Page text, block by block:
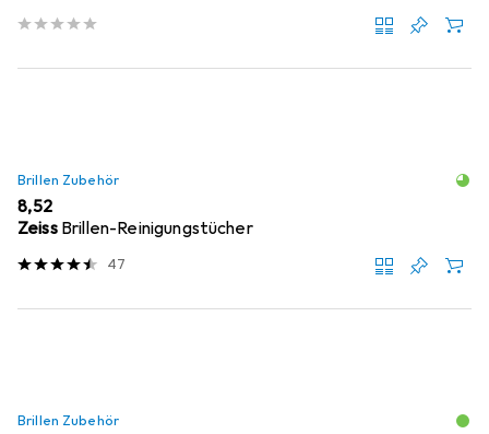
Brillen Zubehör
EUR
8,52
Zeiss Brillen-Reinigungstücher
47
Brillen Zubehör